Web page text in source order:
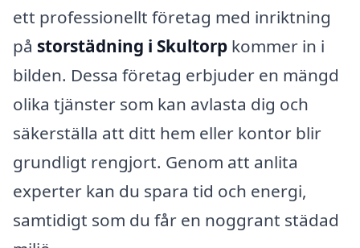
ett professionellt företag med inriktning
på storstädning i Skultorp kommer in i
bilden. Dessa företag erbjuder en mängd
olika tjänster som kan avlasta dig och
säkerställa att ditt hem eller kontor blir
grundligt rengjort. Genom att anlita
experter kan du spara tid och energi,
samtidigt som du får en noggrant städad